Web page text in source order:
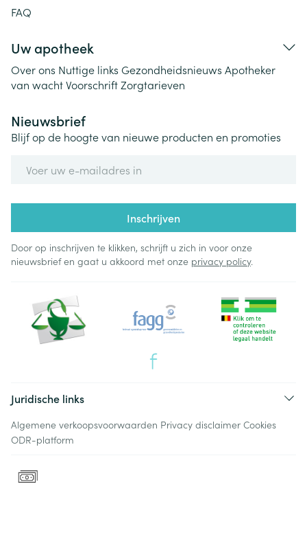
FAQ
Uw apotheek
Over ons Nuttige links Gezondheidsnieuws Apotheker
van wachtVoorschriftZorgtarieven
Nieuwsbrief
Blijf op de hoogte van nieuwe producten en promoties
Inschrijven
Door op inschrijven te klikken, schrijft u zich in voor onze
nieuwsbrief en gaat u akkoord met onze privacy policy.
Juridische links
Algemene verkoopsvoorwaarden Privacy disclaimer Cookies
ODR-platform